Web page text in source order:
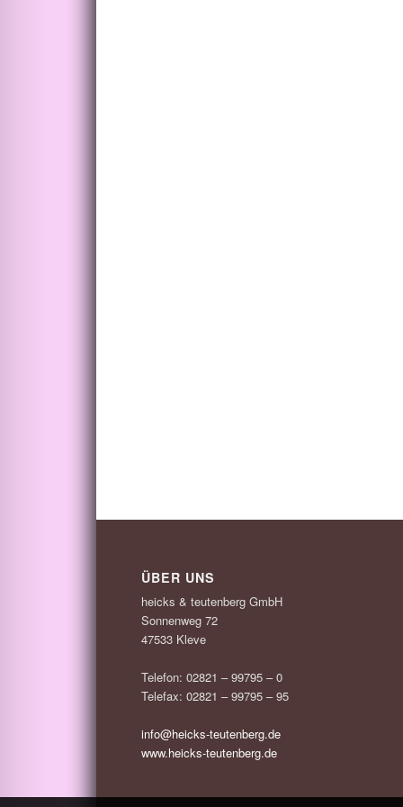
ÜBER UNS
heicks & teutenberg GmbH
Sonnenweg 72
47533 Kleve
Telefon: 02821 – 99795 – 0
Telefax: 02821 – 99795 – 95
info@heicks-teutenberg.de
www.heicks-teutenberg.de